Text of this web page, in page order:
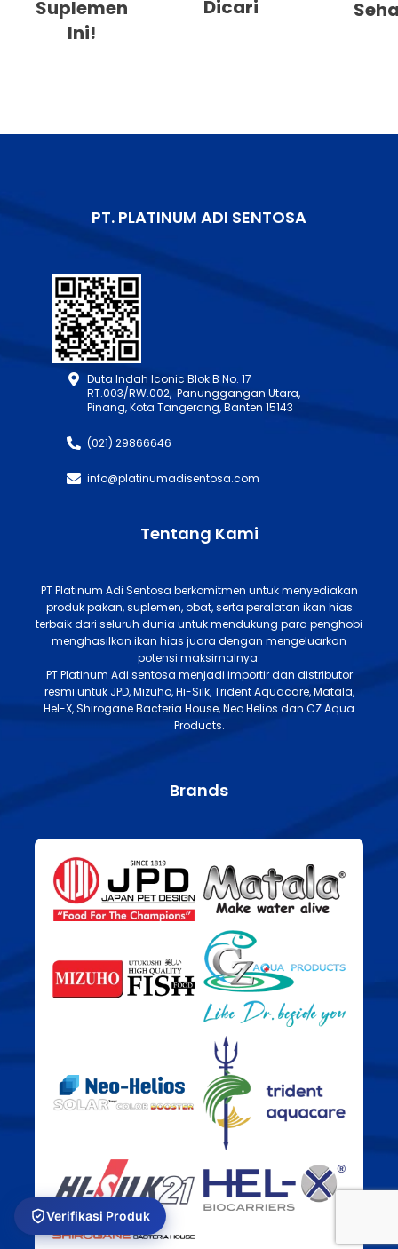
Suplemen
Ini!
Dicari
PT. PLATINUM ADI SENTOSA
Duta Indah Iconic Blok B No. 17
RT.003/RW.002, Panunggangan Utara,
Pinang, Kota Tangerang, Banten 15143
(021) 29866646
info@platinumadisentosa.com
Tentang Kami
PT Platinum Adi Sentosa berkomitmen untuk menyediakan
produk pakan, suplemen, obat, serta peralatan ikan hias
terbaik dari seluruh dunia untuk mendukung para penghobi
menghasilkan ikan hias juara dengan mengeluarkan
potensi maksimalnya.
PT Platinum Adi sentosa menjadi importir dan distributor
resmi untuk JPD, Mizuho, Hi-Silk, Trident Aquacare, Matala,
Hel-X, Shirogane Bacteria House, Neo Helios dan CZ Aqua
Products.
Brands
Verifikasi Produk